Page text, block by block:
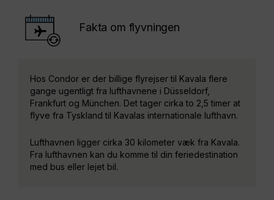
Fakta om flyvningen
Hos Condor er der billige flyrejser til Kavala flere
gange ugentligt fra lufthavnene i Düsseldorf,
Frankfurt og München. Det tager cirka to 2,5 timer at
flyve fra Tyskland til Kavalas internationale lufthavn.
Lufthavnen ligger cirka 30 kilometer væk fra Kavala.
Fra lufthavnen kan du komme til din feriedestination
med bus eller lejet bil.